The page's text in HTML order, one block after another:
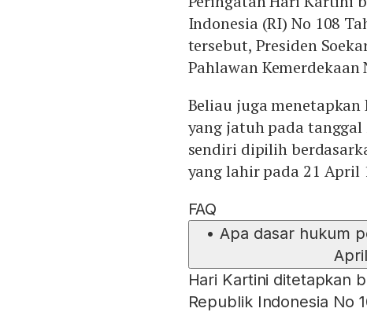
Indonesia (RI) No 108
tersebut, Presiden
Pahlawan Kemerdekaan
Beliau juga
yang jatuh pada
sendiri dipilih
yang lahir pada 21 April
FAQ
• Apa dasar hukum
Hari Kartini ditetapkan
Republik Indonesia No